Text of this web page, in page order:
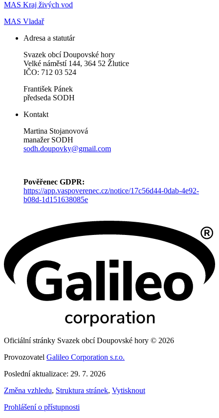
MAS Kraj živých vod
MAS Vladař
Adresa a statutár
Svazek obcí Doupovské hory
Velké náměstí 144, 364 52 Žlutice
IČO: 712 03 524
František Pánek
předseda SODH
Kontakt
Martina Stojanovová
manažer SODH
sodh.doupovky@gmail.com
Pověřenec GDPR:
https://app.vaspoverenec.cz/notice/17c56d44-0dab-4e92-
b08d-1d151638085e
Oficiální stránky Svazek obcí Doupovské hory © 2026
Provozovatel Galileo Corporation s.r.o.
Poslední aktualizace: 29. 7. 2026
Změna vzhledu, Struktura stránek, Vytisknout
Prohlášení o přístupnosti